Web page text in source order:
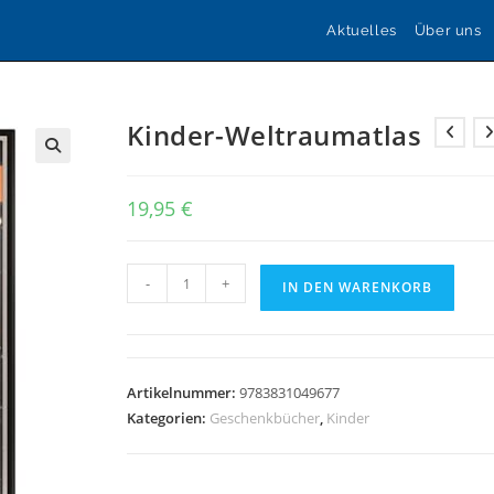
Aktuelles Über uns
Kinder-Weltraumatlas
19,95€
Weltraumatlas
- + IN DEN WARENKORB
Artikelnummer:9783831049677
Kategorien: Geschenkbücher, Kinder